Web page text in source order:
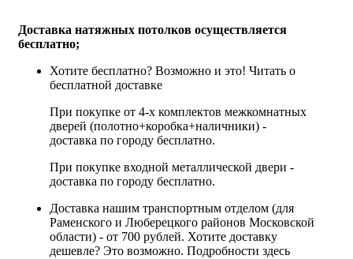
Доставка натяжных потолков осуществляется
бесплатно;
Хотите бесплатно? Возможно и это! Читать о
бесплатной доставке
При покупке от 4-х комплектов межкомнатных
дверей (полотно+коробка+наличники) -
доставка по городу бесплатно.
При покупке входной металлической двери -
доставка по городу бесплатно.
Доставка нашим транспортным отделом (для
Раменского и Люберецкого районов Московской
области) - от 700 рублей. Хотите доставку
дешевле? Это возможно. Подробности здесь